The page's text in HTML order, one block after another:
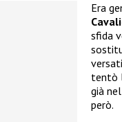
Era
sfida
tentò
già
però.